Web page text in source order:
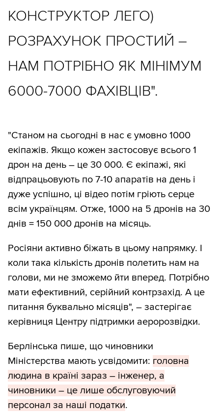
КОНСТРУКТОР ЛЕГО)
РОЗРАХУНОК ПРОСТИЙ –
НАМ ПОТРІБНО ЯК МІНІМУМ
6000-7000 ФАХІВЦІВ".
"Станом на сьогодні в нас є умовно 1000
екіпажів. Якщо кожен застосовує всього 1
дрон на день – це 30 000. Є екіпажі, які
відпрацьовують по 7-10 апаратів на день і
дуже успішно, ці відео потім гріють серце
всім українцям. Отже, 1000 на 5 дронів на 30
днів = 150 000 дронів на місяць.
Росіяни активно біжать в цьому напрямку. І
коли така кількість дронів полетить нам на
голови, ми не зможемо йти вперед. Потрібно
мати ефективний, серійний контрзахід. А це
питання буквально місяців", – застерігає
керівниця Центру підтримки аеророзвідки.
Берлінська пише, що чиновники
Міністерства мають усвідомити: головна
людина в країні зараз – інженер, а
чиновники – це лише обслуговуючий
персонал за наші податки.